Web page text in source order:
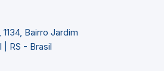
Bairro Jardim
| RS - Brasil